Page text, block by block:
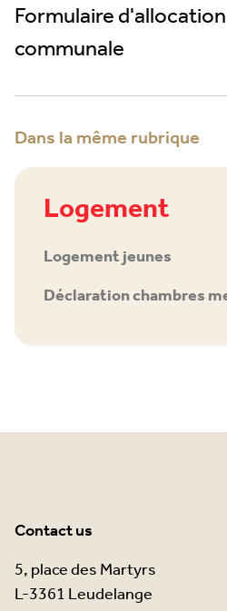
Formulaire
communale
Dans la même rubrique
Logement
Logement jeunes
Déclaration chambres
Contact us
5, place des Martyrs
L-3361 Leudelange